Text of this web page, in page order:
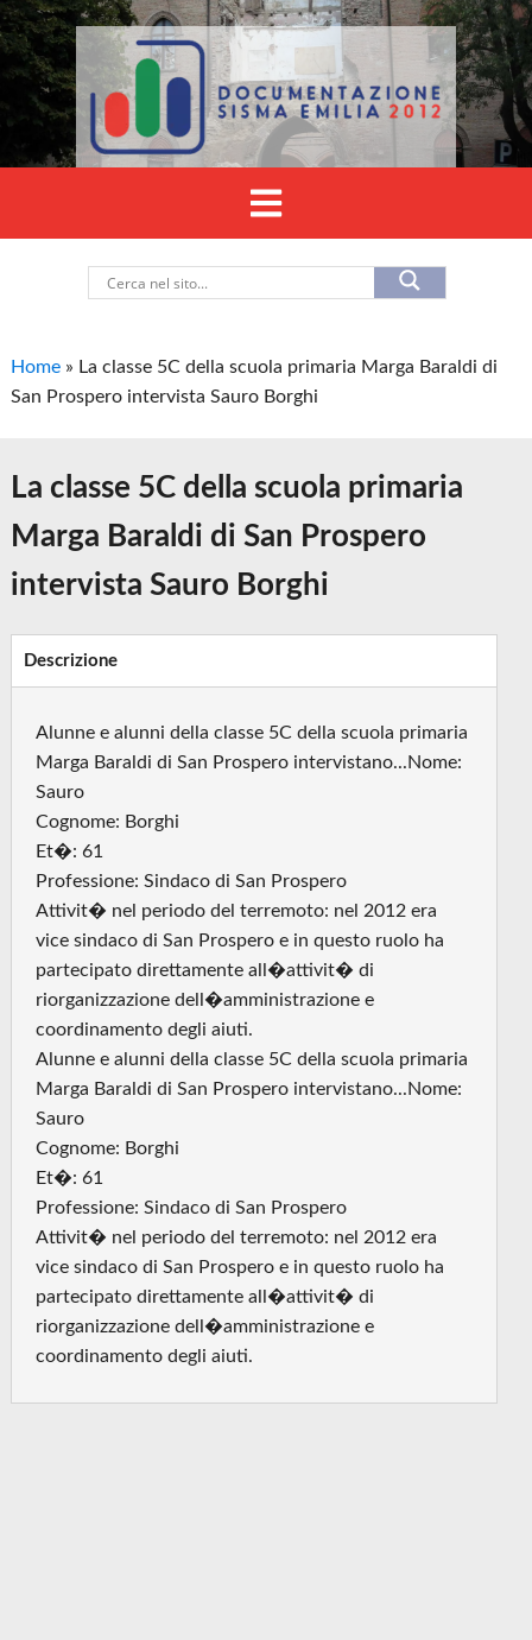
Home » La classe 5C della scuola primaria Marga Baraldi di
San Prospero intervista Sauro Borghi
La classe 5C della scuola primaria
Marga Baraldi di San Prospero
intervista Sauro Borghi
Descrizione
Alunne e alunni della classe 5C della scuola primaria
Marga Baraldi di San Prospero intervistano...Nome:
Sauro
Cognome: Borghi
Et�: 61
Professione: Sindaco di San Prospero
Attivit� nel periodo del terremoto: nel 2012 era
vice sindaco di San Prospero e in questo ruolo ha
partecipato direttamente all�attivit� di
riorganizzazione dell�amministrazione e
coordinamento degli aiuti.
Alunne e alunni della classe 5C della scuola primaria
Marga Baraldi di San Prospero intervistano...Nome:
Sauro
Cognome: Borghi
Et�: 61
Professione: Sindaco di San Prospero
Attivit� nel periodo del terremoto: nel 2012 era
vice sindaco di San Prospero e in questo ruolo ha
partecipato direttamente all�attivit� di
riorganizzazione dell�amministrazione e
coordinamento degli aiuti.